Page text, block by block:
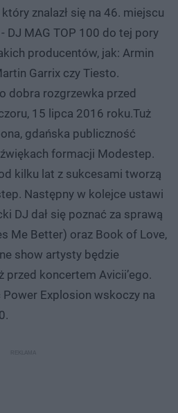
znalazł się na 46. miejscu
DJ MAG TOP 100 do tej pory
producentów, jak: Armin
Garrix czy Tiesto.
dobra rozgrzewka przed
15 lipca 2016 roku.Tuż
gdańska publiczność
formacji Modestep.
kilku lat z sukcesami tworzą
Następny w kolejce ustawi
DJ dał się poznać za sprawą
Me Better) oraz Book of Love,
show artysty będzie
koncertem Avicii’ego.
Explosion wskoczy na